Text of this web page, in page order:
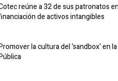
reúne a 32 de sus patronatos
de activos intangibles
la cultura del 'sandbox' en